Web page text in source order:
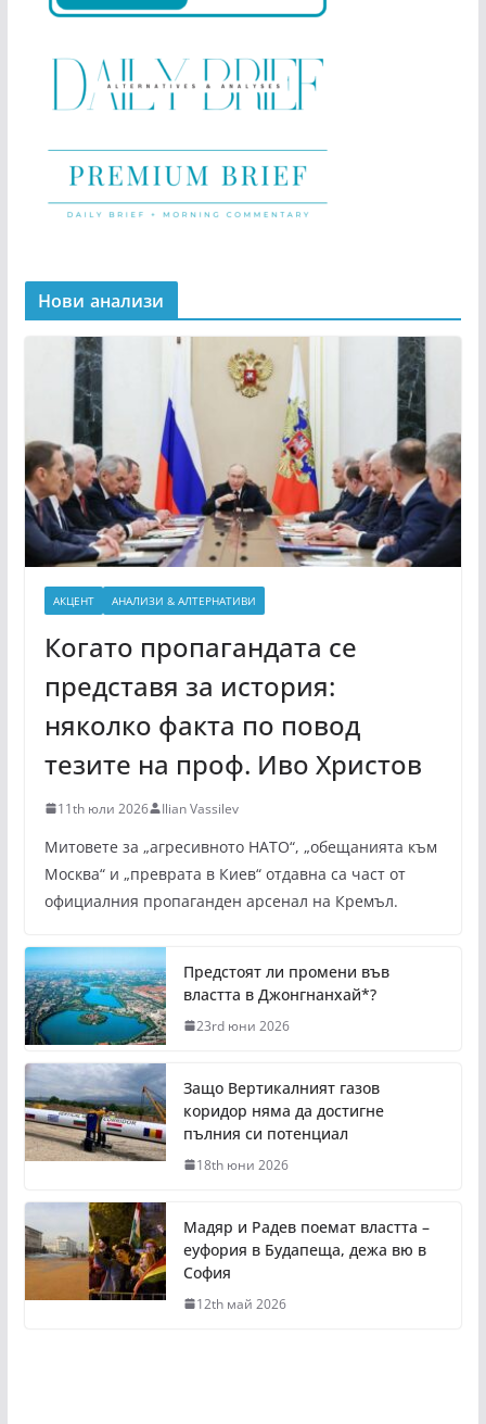
Нови анализи
АКЦЕНТ АНАЛИЗИ & АЛТЕРНАТИВИ
Когато пропагандата се
представя за история:
няколко факта по повод
тезите на проф. Иво Христов
11th юли 2026 Ilian Vassilev
Митовете за „агресивното НАТО“, „обещанията към
Москва“ и „преврата в Киев“ отдавна са част от
официалния пропаганден арсенал на Кремъл.
Предстоят ли промени във
властта в Джонгнанхай*?
23rd юни 2026
Защо Вертикалният газов
коридор няма да достигне
пълния си потенциал
18th юни 2026
Мадяр и Радев поемат властта –
еуфория в Будапеща, дежа вю в
София
12th май 2026